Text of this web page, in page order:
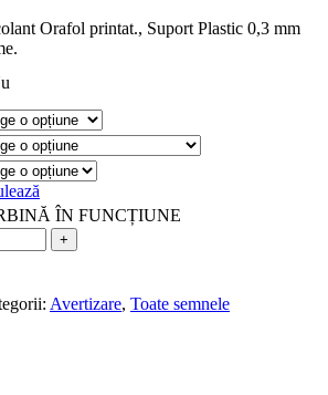
Orafol printat., Suport Plastic 0,3 mm
ÎN FUNCȚIUNE
Avertizare, Toate semnele